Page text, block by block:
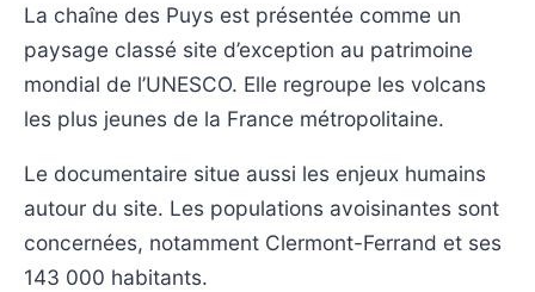
La chaîne des Puys est présentée comme un
paysage classé site d’exception au patrimoine
mondial de l’UNESCO. Elle regroupe les volcans
les plus jeunes de la France métropolitaine.
Le documentaire situe aussi les enjeux humains
autour du site. Les populations avoisinantes sont
concernées, notamment Clermont-Ferrand et ses
143 000 habitants.